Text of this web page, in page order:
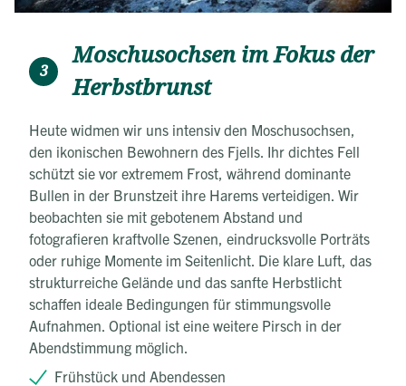
3
Moschusochsen im Fokus der
Herbstbrunst
Heute widmen wir uns intensiv den Moschusochsen,
den ikonischen Bewohnern des Fjells. Ihr dichtes Fell
schützt sie vor extremem Frost, während dominante
Bullen in der Brunstzeit ihre Harems verteidigen. Wir
beobachten sie mit gebotenem Abstand und
fotografieren kraftvolle Szenen, eindrucksvolle Porträts
oder ruhige Momente im Seitenlicht. Die klare Luft, das
strukturreiche Gelände und das sanfte Herbstlicht
schaffen ideale Bedingungen für stimmungsvolle
Aufnahmen. Optional ist eine weitere Pirsch in der
Abendstimmung möglich.
Frühstück und Abendessen